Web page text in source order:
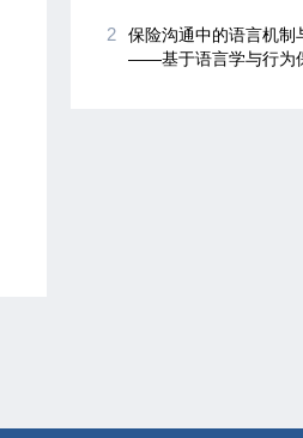
2
保险沟通中的语言机制
——基于语言学与行为